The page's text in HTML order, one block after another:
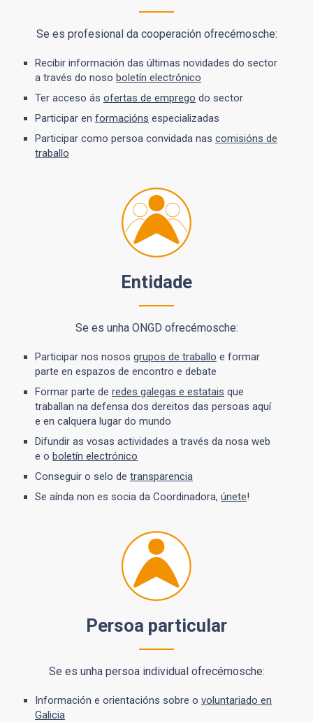
Se es profesional da cooperación ofrecémosche:
Recibir información das últimas novidades do sector
a través do noso boletín electrónico
Ter acceso ás ofertas de emprego do sector
Participar en formacións especializadas
Participar como persoa convidada nas comisións de
traballo
Entidade
Se es unha ONGD ofrecémosche:
Participar nos nosos grupos de traballo e formar
parte en espazos de encontro e debate
Formar parte de redes galegas e estatais que
traballan na defensa dos dereitos das persoas aquí
e en calquera lugar do mundo
Difundir as vosas actividades a través da nosa web
e o boletín electrónico
Conseguir o selo de transparencia
Se aínda non es socia da Coordinadora, únete!
Persoa particular
Se es unha persoa individual ofrecémosche:
Información e orientacións sobre o voluntariado en
Galicia